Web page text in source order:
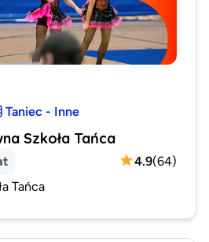
Taniec - Inne
Szkoła Tańca
4.9(64)
Tańca